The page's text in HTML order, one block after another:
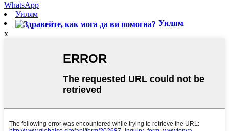
WhatsApp
Уилям
Уилям
x